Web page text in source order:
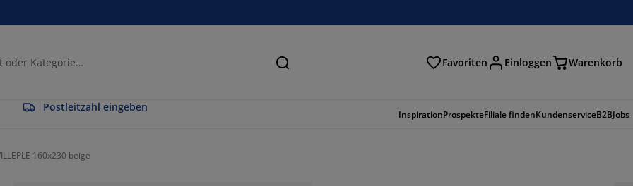
Suchen Favoriten Einloggen Warenkorb
Postleitzahl eingeben
InspirationProspekteFiliale findenKundenserviceB2BJobs
160x230 beige